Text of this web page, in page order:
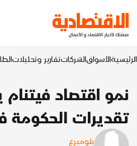
الرئيسيةالأسواقالشركاتتقارير وتحليلات
نمو اقتصاد فيتنام
تقديرات الحكومة في
بلومبرغ